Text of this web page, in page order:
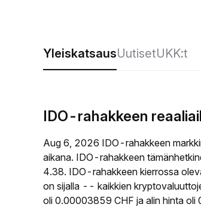
YleiskatsausUutisetUKK:t
IDO-rahakkeen
Aug 6, 2026 IDO-rahakkeen
aikana. IDO-rahakkeen
4.38. IDO-rahakkeen kierrossa
on sijalla -- kaikkien
oli 0.00003859 CHF ja alin hinta oli